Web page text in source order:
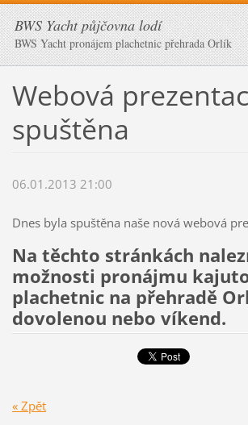
BWS Yacht půjčovna lodí
BWS Yacht pronájem plachetnic přehrada Orlík
Webová
spuštěna
06.01.2013 21:00
Dnes byla spuštěna naše nová webová
Na těchto stránkách
možnosti pronájmu
plachetnic na přehradě
dovolenou nebo víkend.
« Zpět